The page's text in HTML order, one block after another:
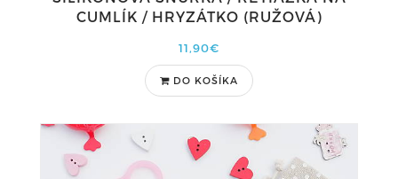
CUMLÍK / HRYZÁTKO (RUŽOVÁ)
11,90€
DO KOŠÍKA